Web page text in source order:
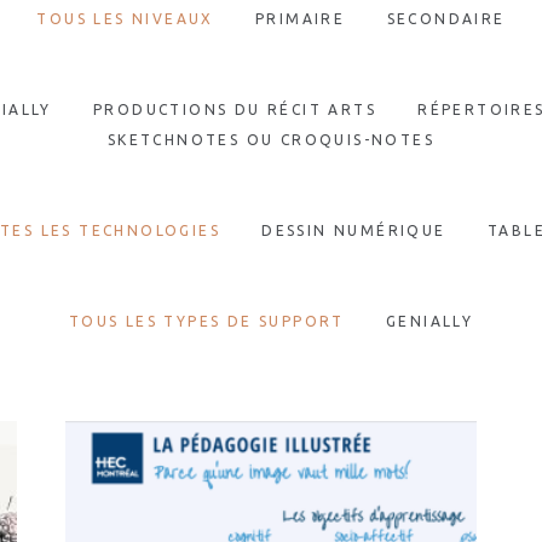
TOUS LES NIVEAUX PRIMAIRE SECONDAIRE
PRODUCTIONS DU RÉCIT ARTS
SKETCHNOTES OU CROQUIS-NOTES
LES TECHNOLOGIES DESSIN NUMÉRIQUE
TOUS LES TYPES DE SUPPORT GENIALLY